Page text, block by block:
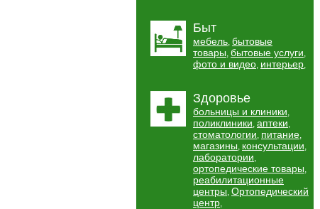
Быт
мебель, бытовые
товары, бытовые услуги,
фото и видео, интерьер,
Здоровье
больницы и клиники,
поликлиники, аптеки,
стоматологии, питание,
магазины, консультации,
лаборатории,
ортопедические товары,
реабилитационные
центры, Ортопедический
центр,